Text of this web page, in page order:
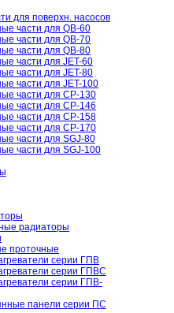
для поверхн. насосов
части для QB-60
части для QB-70
части для QB-80
части для JET-60
части для JET-80
части для JET-100
части для CP-130
части для CP-146
части для CP-158
части для CP-170
части для SGJ-80
части для SGJ-100
радиаторы
проточные
серии ГПВ
серии ГПВС
серии ГПВ-
панели серии ПС